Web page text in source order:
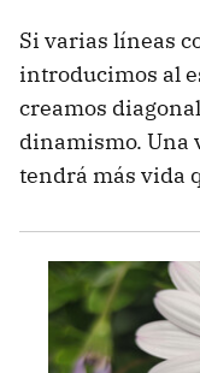
Si varias líneas
introducimos al
creamos
dinamismo. Una
tendrá más vida